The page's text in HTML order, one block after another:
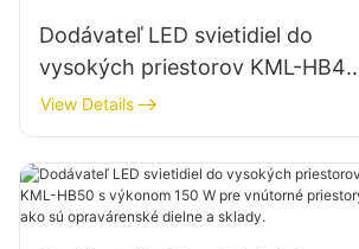
Dodávateľ LED svietidiel do
vysokých priestorov KML-HB40
s výkonom 100 W pre vnútorné
priestory v továrňach, skladoch
atď.
View Details